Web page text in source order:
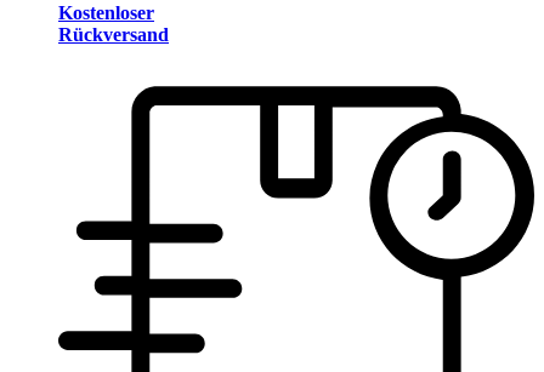
Kostenloser
Rückversand